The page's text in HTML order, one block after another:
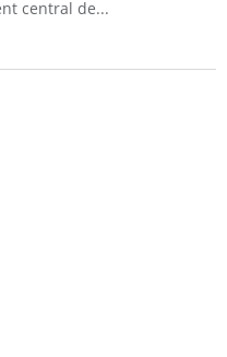
central de...